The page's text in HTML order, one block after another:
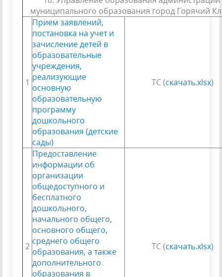
муниципального образования город Горячий
1
Прием заявлений,
постановка на учет и
зачисление детей в
образовательные
учреждения,
реализующие
основную
образовательную
программу
дошкольного
образования (детские
сады)
ТС (скачать.xlsx)
2
Предоставление
информации об
организации
общедоступного и
бесплатного
дошкольного,
начального общего,
основного общего,
среднего общего
образования, а также
дополнительного
образования в
ТС (скачать.xlsx)